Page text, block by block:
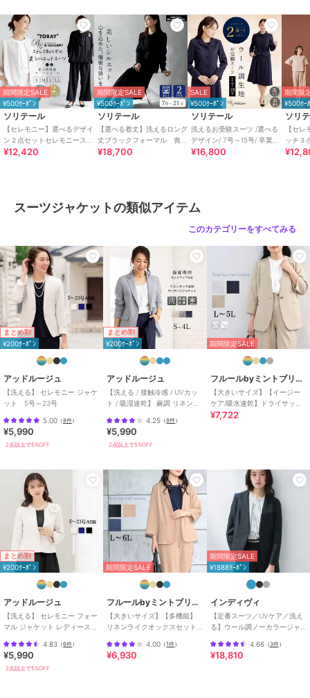
肩幅 37 38 39
袖丈 57 58 59
袖口 24 25.5 27
着丈 57 58 59
パンツ
ウエスト
（最小） 62 68 74
（最大） 84 90 96
ヒップ 98 104 110
総丈 90.5 92.5 94.5
S M L
着丈 69 70 71
パンツ
ウエスト
（最小） 62 68 74
（最大） 94 100 106
ヒップ 103 109 115
総丈 96 98 100
裾幅 22 23 24
股下 67 68 69
期間限定セール開催中
ブランド ソリテール
ショップ ソリテール
商品カテゴリ スーツ・セットアップ ／
ジャケット
性別タイプ
レディース
スーツ・セットアップ
／
スーツ
ジャケット
カラー
【ジャケットタイプ】ベージュ、
【ジャケットタイプ】ブラック、
【ジレタイプ】 ブラック、【ジ
レタイプ】ベージュ
サイズ S,M,L
素材
ポリエステル97％ ポリウレタン
期間限定SALE
¥500ｸｰﾎﾟﾝ
ソリテール
【セレモニー】選べるデザイ
ン２点セットセレモニースー
ツ セットアップ 洗える
¥12,420
期間限定SALE
¥500ｸｰﾎﾟﾝ
ソリテール
【選べる着丈】洗えるロング
丈ブラックフォーマル 喪
服 礼服 卒業式 卒園式
¥18,700
SALE
¥500ｸｰﾎﾟﾝ
ソリテール
洗えるお受験スーツ /選べる
デザイン/ 7号～15号/ 卒業式/
入学式
¥16,800
期間限
¥500ｸｰ
ソリ
【セ
ッチ３
スー
スーツジャケットの類似アイテム
このカテゴリーをすべてみる
まとめ割
¥200ｸｰﾎﾟﾝ
アッドルージュ
【洗える】 セレモニー ジャケ
ット 5号～23号
5.00 （8件）
¥5,990
2点以上で5%OFF
まとめ割
¥200ｸｰﾎﾟﾝ
アッドルージュ
【洗える / 接触冷感 / UVカッ
ト / 吸湿速乾】 麻調 リネンタ
4.25 （8件）
¥5,990
2点以上で5%OFF
期間限定SALE
フルールbyミントブリーズ
【大きいサイズ】【イージー
ケア/吸水速乾】ドライサッカ
ー7分袖ノーカラージャケット
¥7,722
まとめ割
¥200ｸｰﾎﾟﾝ
アッドルージュ
【洗える】 セレモニー フォー
マル ジャケット レディース
4.83 （6件）
¥5,990
2点以上で5%OFF
期間限定SALE
フルールbyミントブリーズ
【大きいサイズ】【多機能】
リネンライクオックスセット
4.00 （1件）
¥6,930
期間限定SALE
¥1888ｸｰﾎﾟﾝ
インディヴィ
【定番スーツ／UVケア／洗え
る】ウール調ノーカラージャ
4.66（3件）
¥18,810